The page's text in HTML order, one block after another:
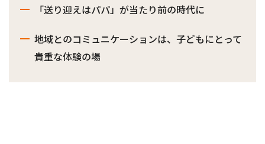
「送り迎えはパパ」が当たり前の時代に
地域とのコミュニケーションは、子どもにとって
貴重な体験の場